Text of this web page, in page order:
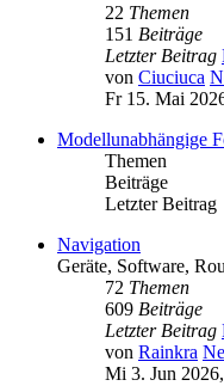
22 Themen
151 Beiträge
Letzter Beitrag
von Ciuciuca
Fr 15. Mai
Modellunabhängige
Themen
Beiträge
Letzter Beitrag
Navigation
Geräte, Software,
72 Themen
609 Beiträge
Letzter Beitrag
von Rainkra
Mi 3. Jun